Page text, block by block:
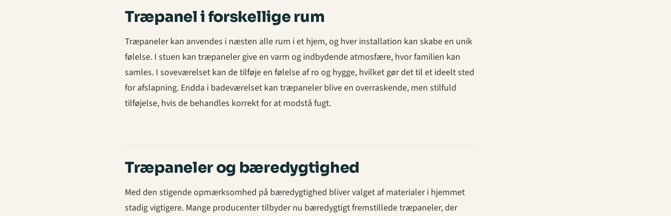
Træpanel i forskellige rum
Træpaneler kan anvendes i næsten alle rum i et hjem, og hver installation kan skabe en unik
følelse. I stuen kan træpaneler give en varm og indbydende atmosfære, hvor familien kan
samles. I soveværelset kan de tilføje en følelse af ro og hygge, hvilket gør det til et ideelt sted
for afslapning. Endda i badeværelset kan træpaneler blive en overraskende, men stilfuld
tilføjelse, hvis de behandles korrekt for at modstå fugt.
Træpaneler og bæredygtighed
Med den stigende opmærksomhed på bæredygtighed bliver valget af materialer i hjemmet
stadig vigtigere. Mange producenter tilbyder nu bæredygtigt fremstillede træpaneler, der